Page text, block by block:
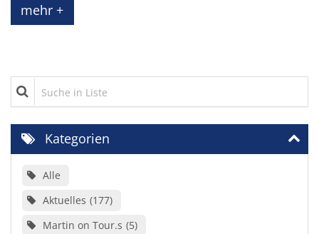
mehr +
Suche in Liste
Kategorien
Alle
Aktuelles 177
Martin on Tour.s 5